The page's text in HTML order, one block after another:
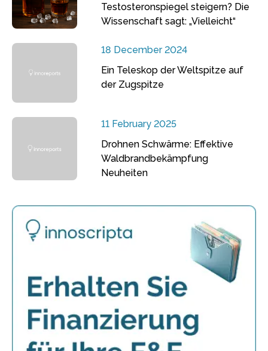
Testosteronspiegel steigern? Die
Wissenschaft sagt: „Vielleicht“
18 December 2024
Ein Teleskop der Weltspitze auf
der Zugspitze
11 February 2025
Drohnen Schwärme: Effektive
Waldbrandbekämpfung
Neuheiten